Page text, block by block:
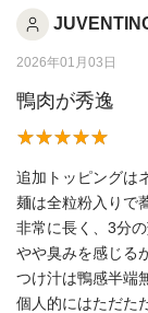
2026年01月03日
鴨肉が秀逸
追加トッピングは
麺は全粒粉入りで
非常に長く、3分
やや臭みを感じる
つけ汁は鴨感半端
個人的にはただた